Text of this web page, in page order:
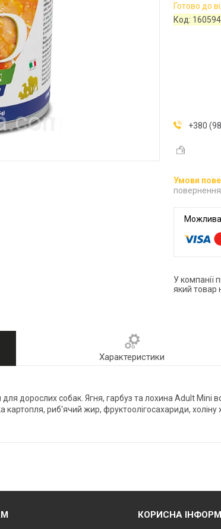
Готово до
Код: 160594
+380
У компанії
який товар
Характеристики
дорослих собак. Ягня, гарбуз та лохина Adult Mini
риб′ячий жир, фруктоолігосахариди,
КОРИСНА